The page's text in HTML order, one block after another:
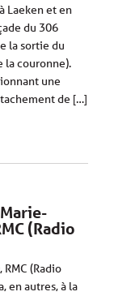
Laeken et en
du 306
la sortie du
la couronne).
une
de […]
(Radio
(Radio
en autres, à la